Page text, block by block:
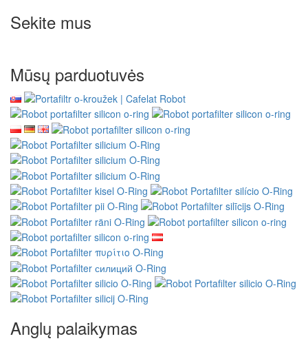
Sekite mus
Mūsų parduotuvės
Anglų palaikymas